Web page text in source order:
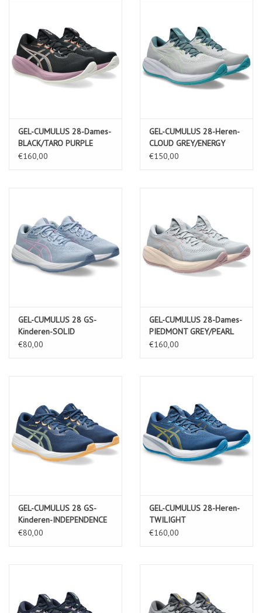
GEL-CUMULUS 28-Dames-
BLACK/TARO PURPLE
€160,00
GEL-CUMULUS 28-Heren-
CLOUD GREY/ENERGY
AQUA
€150,00
GEL-CUMULUS 28 GS-
Kinderen-SOLID
AIR/BUBBLEGUM
€80,00
GEL-CUMULUS 28-Dames-
PIEDMONT GREY/PEARL
PINK
€160,00
GEL-CUMULUS 28 GS-
Kinderen-INDEPENDENCE
BLUE/ORANGE GLOW
€80,00
GEL-CUMULUS 28-Heren-
TWILIGHT
BLUE/YAMABUKI
€160,00